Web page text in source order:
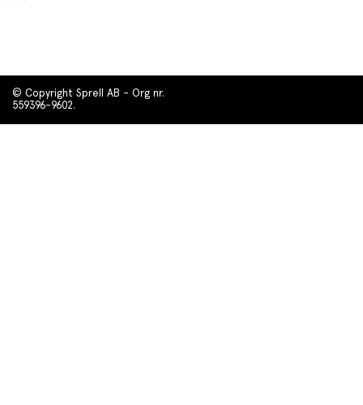
© Copyright Sprell AB - Org nr.
559396-9602.